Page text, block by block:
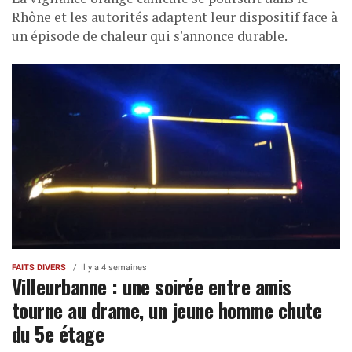
Rhône et les autorités adaptent leur dispositif face à
un épisode de chaleur qui s'annonce durable.
FAITS DIVERS Il y a 4 semaines
Villeurbanne : une soirée entre amis
tourne au drame, un jeune homme chute
du 5e étage